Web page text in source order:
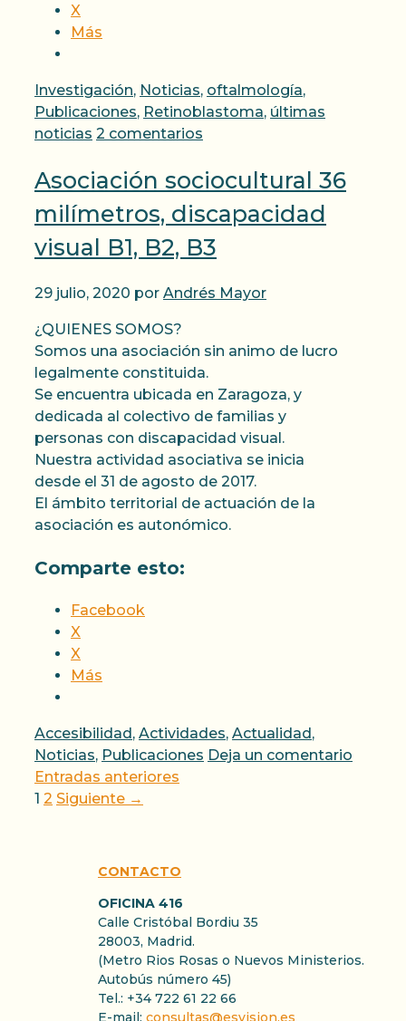
X
Más
Categorías
Investigación, Noticias, oftalmología,
Publicaciones, Retinoblastoma, últimas
noticias 2 comentarios
Asociación sociocultural 36
milímetros, discapacidad
visual B1, B2, B3
29 julio, 2020 por Andrés Mayor
¿QUIENES SOMOS?
Somos una asociación sin animo de lucro
legalmente constituida.
Se encuentra ubicada en Zaragoza, y
dedicada al colectivo de familias y
personas con discapacidad visual.
Nuestra actividad asociativa se inicia
desde el 31 de agosto de 2017.
El ámbito territorial de actuación de la
asociación es autonómico.
Comparte esto:
Facebook
X
X
Más
Categorías
Accesibilidad , Actividades, Actualidad ,
Noticias, Publicaciones Deja un comentario
Entradas anteriores
Página
1 Página
2 Siguiente →
CONTACTO
OFICINA 416
Calle Cristóbal Bordiu 35
28003, Madrid.
(Metro Rios Rosas o Nuevos Ministerios.
Autobús número 45)
Tel.: +34 722 61 22 66
E-mail: consultas@esvision.es